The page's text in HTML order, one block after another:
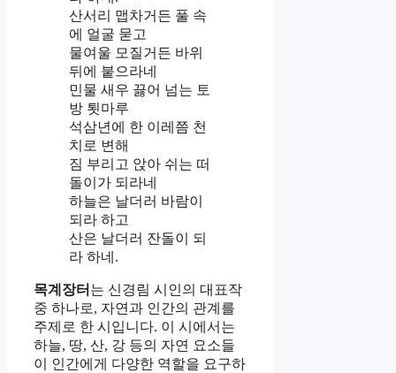
산서리 맵차거든 풀 속
에 얼굴 묻고
물여울 모질거든 바위
뒤에 붙으라네
민물 새우 끓어 넘는 토
방 툇마루
석삼년에 한 이레쯤 천
치로 변해
짐 부리고 앉아 쉬는 떠
돌이가 되라네
하늘은 날더러 바람이
되라 하고
산은 날더러 잔돌이 되
라 하네.
목계장터 는 신경림 시인의 대표작
중 하나로, 자연과 인간의 관계를
주제로 한 시입니다. 이 시에서는
하늘, 땅, 산, 강 등의 자연 요소들
이 인간에게 다양한 역할을 요구하